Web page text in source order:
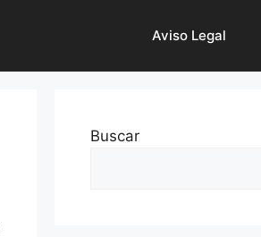
Aviso Legal
Buscar